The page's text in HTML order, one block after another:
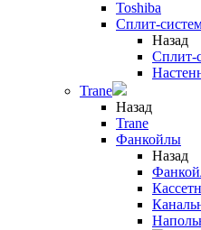
Toshiba
Сплит-
Назад
Сплит-
Trane
Назад
Trane
Фанкойлы
Назад